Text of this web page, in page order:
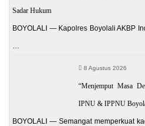
Sadar Hukum
BOYOLALI — Kapolres Boyolali AKBP
8 Agustus 2026
“Menjemput Masa
IPNU & IPPNU
BOYOLALI — Semangat memperkuat